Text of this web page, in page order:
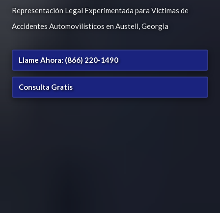
Representación Legal Experimentada para Víctimas de
Accidentes Automovilísticos en Austell, Georgia
Llame Ahora: (866) 220-1490
Consulta Gratis